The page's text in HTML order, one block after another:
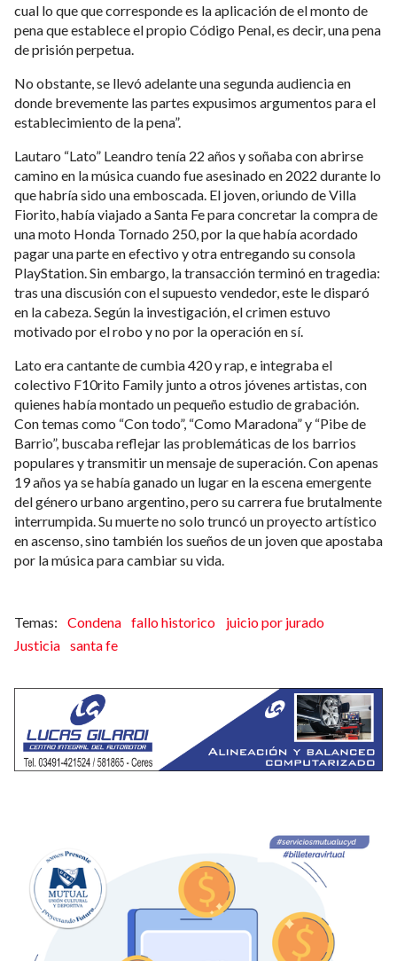
cual lo que que corresponde es la aplicación de el monto de
pena que establece el propio Código Penal, es decir, una pena
de prisión perpetua.
No obstante, se llevó adelante una segunda audiencia en
donde brevemente las partes expusimos argumentos para el
establecimiento de la pena”.
Lautaro “Lato” Leandro tenía 22 años y soñaba con abrirse
camino en la música cuando fue asesinado en 2022 durante lo
que habría sido una emboscada. El joven, oriundo de Villa
Fiorito, había viajado a Santa Fe para concretar la compra de
una moto Honda Tornado 250, por la que había acordado
pagar una parte en efectivo y otra entregando su consola
PlayStation. Sin embargo, la transacción terminó en tragedia:
tras una discusión con el supuesto vendedor, este le disparó
en la cabeza. Según la investigación, el crimen estuvo
motivado por el robo y no por la operación en sí.
Lato era cantante de cumbia 420 y rap, e integraba el
colectivo F10rito Family junto a otros jóvenes artistas, con
quienes había montado un pequeño estudio de grabación.
Con temas como “Con todo”, “Como Maradona” y “Pibe de
Barrio”, buscaba reflejar las problemáticas de los barrios
populares y transmitir un mensaje de superación. Con apenas
19 años ya se había ganado un lugar en la escena emergente
del género urbano argentino, pero su carrera fue brutalmente
interrumpida. Su muerte no solo truncó un proyecto artístico
en ascenso, sino también los sueños de un joven que apostaba
por la música para cambiar su vida.
Condena fallo historico
juicio por jurado
Justicia santa fe